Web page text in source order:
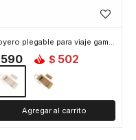
Joyero plegable para viaje gamuza - 10 x 24 cm - Blanco
590 $ 502